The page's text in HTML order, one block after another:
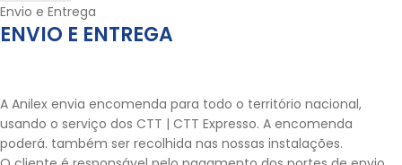
Envio e Entrega
ENVIO E ENTREGA
A Anilex envia encomenda para todo o território nacional,
usando o serviço dos CTT | CTT Expresso. A encomenda
poderá. também ser recolhida nas nossas instalações.